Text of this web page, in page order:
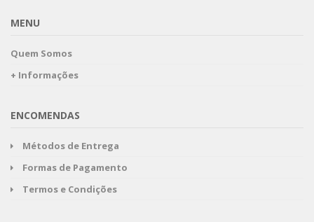
MENU
Quem Somos
+ Informações
ENCOMENDAS
Métodos de Entrega
Formas de Pagamento
Termos e Condições